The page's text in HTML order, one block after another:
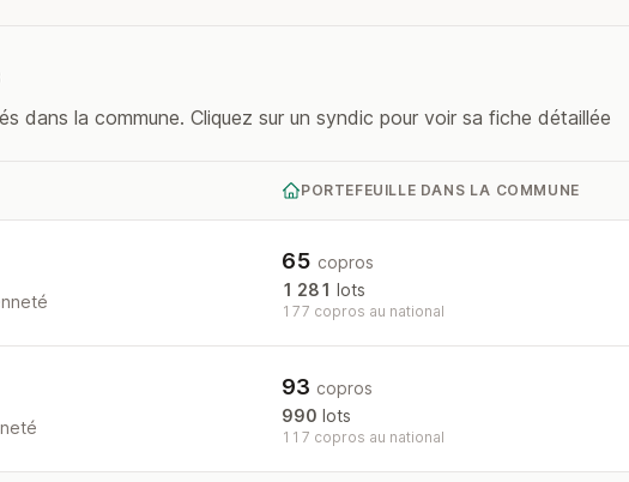
dans la commune. Cliquez sur un syndic pour voir sa fiche détaillée
PORTEFEUILLE DANS LA COMMUNE
65 copros
1 281 lots
177 copros au national
93 copros
990 lots
117 copros au national